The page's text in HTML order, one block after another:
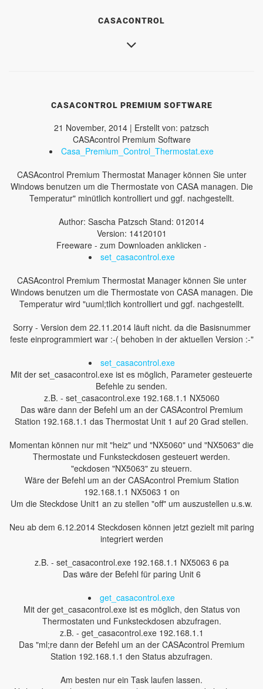
CASACONTROL
CASACONTROL PREMIUM SOFTWARE
21 November, 2014 | Erstellt von: patzsch
CASAcontrol Premium Software
Casa_Premium_Control_Thermostat.exe
CASAcontrol Premium Thermostat Manager können Sie unter
Windows benutzen um die Thermostate von CASA managen. Die
Temperatur" minütlich kontrolliert und ggf. nachgestellt.
Author: Sascha Patzsch Stand: 012014
Version: 14120101
Freeware - zum Downloaden anklicken -
set_casacontrol.exe
CASAcontrol Premium Thermostat Manager können Sie unter
Windows benutzen um die Thermostate von CASA managen. Die
Temperatur wird "uuml;tlich kontrolliert und ggf. nachgestellt.
Sorry - Version dem 22.11.2014 läuft nicht. da die Basisnummer
feste einprogrammiert war :-( behoben in der aktuellen Version :-"
set_casacontrol.exe
Mit der set_casacontrol.exe ist es möglich, Parameter gesteuerte
Befehle zu senden.
z.B. - set_casacontrol.exe 192.168.1.1 NX5060
Das wäre dann der Befehl um an der CASAcontrol Premium
Station 192.168.1.1 das Thermostat Unit 1 auf 20 Grad stellen.
Momentan können nur mit "heiz" und "NX5060" und "NX5063" die
Thermostate und Funksteckdosen gesteuert werden.
"eckdosen "NX5063" zu steuern.
Wäre der Befehl um an der CASAcontrol Premium Station
192.168.1.1 NX5063 1 on
Um die Steckdose Unit1 an zu stellen "off" um auszustellen u.s.w.
Neu ab dem 6.12.2014 Steckdosen können jetzt gezielt mit paring
integriert werden
z.B. - set_casacontrol.exe 192.168.1.1 NX5063 6 pa
Das wäre der Befehl für paring Unit 6
get_casacontrol.exe
Mit der get_casacontrol.exe ist es möglich, den Status von
Thermostaten und Funksteckdosen abzufragen.
z.B. - get_casacontrol.exe 192.168.1.1
Das "ml;re dann der Befehl um an der CASAcontrol Premium
Station 192.168.1.1 den Status abzufragen.
Am besten nur ein Task laufen lassen.